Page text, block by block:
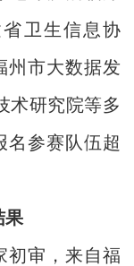
卫生信息协
州市大数据发
术研究院等多
名参赛队伍超
果
审，来自福